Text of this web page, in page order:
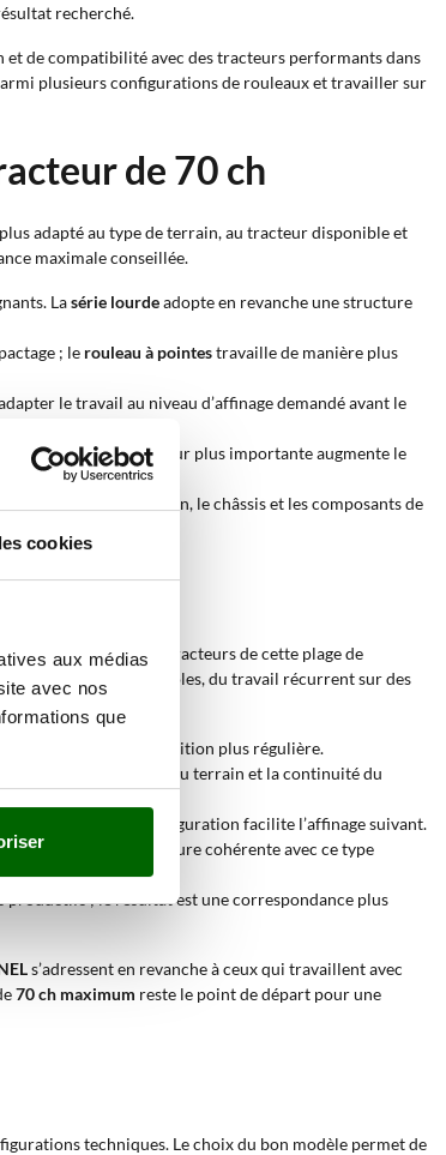
cookies
aux médias
avec nos
que
recherché.
et de compatibilité avec des tracteurs performants dans
plusieurs configurations de rouleaux et travailler sur
de 70 ch
adapté au type de terrain, au tracteur disponible et
maximale conseillée.
Lasérie lourdeadopte en revanche une structure
; le rouleau à pointestravaille de manière plus
le travail au niveau d’affinage demandé avant le
passage. Une largeur plus importante augmente le
préserver la transmission, le châssis et les composants de
proportionnée à des tracteurs de cette plage de
usages agricoles, du travail récurrent sur des
aident à obtenir une finition plus régulière.
selon la consistance du terrain et la continuité du
grossière ; cette configuration facilite l’affinage suivant.
en effet une structure cohérente avec ce type
productifs ; le résultat est une correspondance plus
s’adressent en revanche à ceux qui travaillent avec
70 ch maximum reste le point de départ pour une
techniques. Le choix du bon modèle permet de